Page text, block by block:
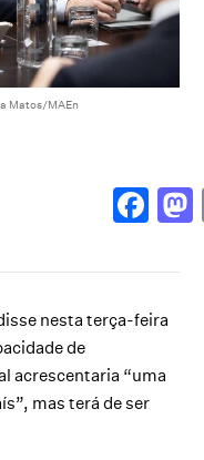
Matos/MAEn
nesta terça-feira
de
acrescentaria “uma
mas terá de ser